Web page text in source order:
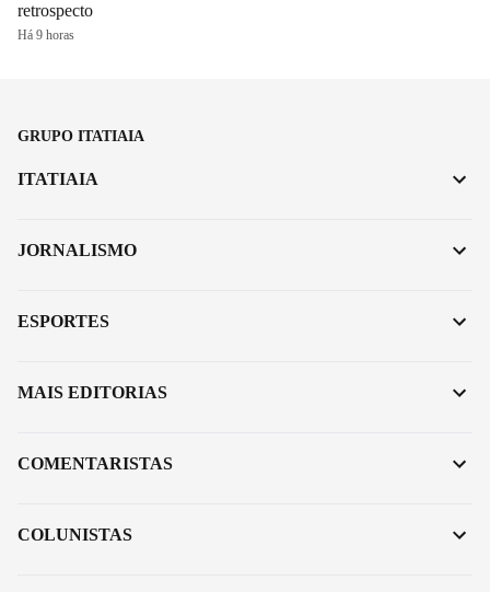
retrospecto
Há 9 horas
GRUPO ITATIAIA
ITATIAIA
JORNALISMO
ESPORTES
MAIS EDITORIAS
COMENTARISTAS
COLUNISTAS